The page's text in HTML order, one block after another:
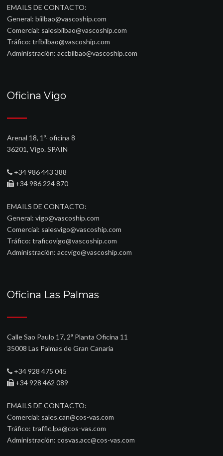
EMAILS DE CONTACTO:
General: biilbao@vascoship.com
Comercial: salesbilbao@vascoship.com
Tráfico: trfbilbao@vascoship.com
Administración: accbilbao@vascoship.com
Oficina Vigo
Arenal 18, 1º- oficina 8
36201, Vigo. SPAIN
+34 986 443 388
+34 986 224 870
EMAILS DE CONTACTO:
General: vigo@vascoship.com
Comercial: salesvigo@vascoship.com
Tráfico: traficovigo@vascoship.com
Administración: accvigo@vascoship.com
Oficina Las Palmas
Calle Sao Paulo 17, 2ª Planta Oficina 11
35008 Las Palmas de Gran Canaria
+34 928 475 045
+34 928 462 089
EMAILS DE CONTACTO:
Comercial: sales.can@cos-vas.com
Tráfico: traffic.lpa@cos-vas.com
Administración: cosvas.acc@cos-vas.com